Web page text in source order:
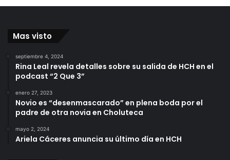
Mas visto
septiembre 4, 2024
Rina Leal revela detalles sobre su salida de HCH en el
podcast “2 Que 3”
enero 27, 2023
Novio es “desenmascarado” en plena boda por el
padre de otra novia en Choluteca
mayo 2, 2024
Ariela Cáceres anuncia su último día en HCH